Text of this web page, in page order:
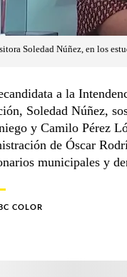
Soledad Núñez, en los
a la
Soledad Núñez,
y Camilo Pérez
de Óscar
municipales y
COLOR